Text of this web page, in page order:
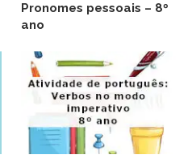
Pronomes pessoais – 8º
ano